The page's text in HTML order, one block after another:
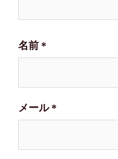
名前 *
メール*